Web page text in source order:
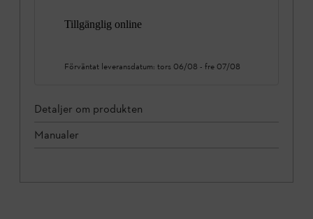
Tillgänglig online
Förväntat leveransdatum: tors 06/08 - fre 07/08
Detaljer om produkten
Manualer